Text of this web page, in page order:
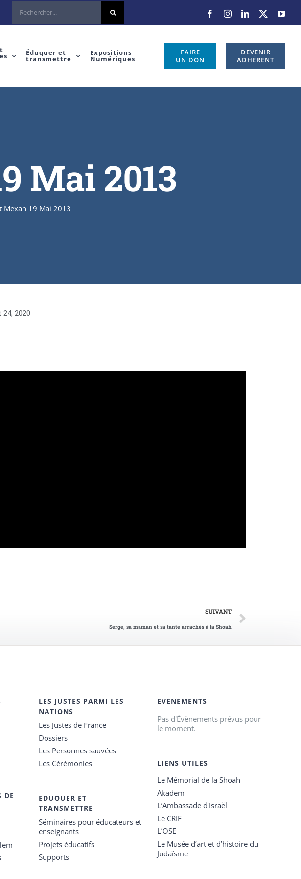
Éduquer et
transmettre
Expositions
Numériques
FAIRE
UN DON
DEVENIR
ADHÉRENT
Mai 2013
Mexan 19 Mai 2013
24, 2020
SUIVANT
Serge, sa maman et sa tante arrachés à la Shoah
DE
LES JUSTES PARMI LES
NATIONS
Les Justes de France
Dossiers
Les Personnes sauvées
Les Cérémonies
EDUQUER ET
TRANSMETTRE
Séminaires pour éducateurs et
enseignants
Projets éducatifs
Supports
ÉVÉNEMENTS
Pas d'Évènements prévus pour
le moment.
LIENS UTILES
Le Mémorial de la Shoah
Akadem
L’Ambassade d’Israël
Le CRIF
L’OSE
Le Musée d’art et d’histoire du
Judaïsme